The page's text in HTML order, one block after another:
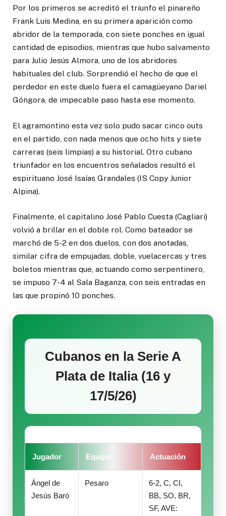
Por los primeros se acreditó el triunfo el pinareño
Frank Luis Medina, en su primera aparición como
abridor de la temporada, con siete ponches en igual
cantidad de episodios, mientras que hubo salvamento
para Julio Jesús Almora, uno de los abridores
habituales del club. Sorprendió el hecho de que el
perdedor en este duelo fuera el camagüeyano Dariel
Góngora, de impecable paso hasta ese momento.
El agramontino esta vez solo pudo sacar cinco outs
en el partido, con nada menos que ocho hits y siete
carreras (seis limpias) a su historial. Otro cubano
triunfador en los encuentros señalados resultó el
espirituano José Isaías Grandales (IS Copy Junior
Alpina).
Finalmente, el capitalino José Pablo Cuesta (Cagliari)
volvió a brillar en el doble rol. Como bateador se
marchó de 5-2 en dos duelos, con dos anotadas,
similar cifra de empujadas, doble, vuelacercas y tres
boletos mientras que, actuando como serpentinero,
se impuso 7-4 al Sala Baganza, con seis entradas en
las que propinó 10 ponches.
Cubanos en la Serie A
Plata de Italia (16 y
17/5/26)
Jugador Equipo Actuación
Ángel de
Jesús Baró
Pesaro
6-2, C, CI,
BB, SO, BR,
SF, AVE: